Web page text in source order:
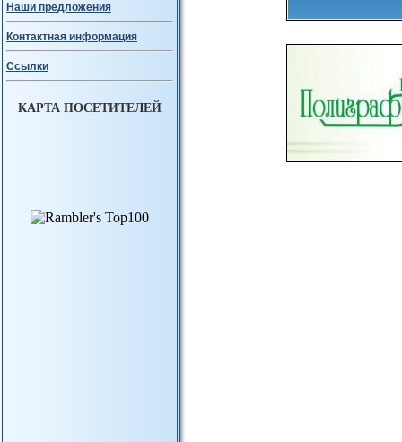
Наши предложения
Контактная информация
Ссылки
КАРТА ПОСЕТИТЕЛЕЙ